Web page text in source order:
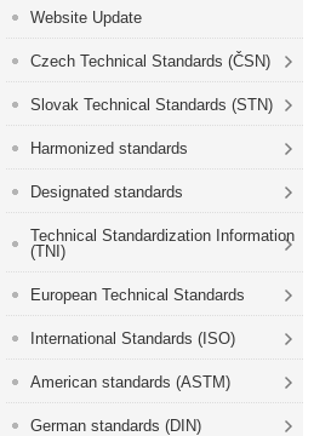
Website Update
Czech Technical Standards (ČSN)
Slovak Technical Standards (STN)
Harmonized standards
Designated standards
Technical Standardization Information
(TNI)
European Technical Standards
International Standards (ISO)
American standards (ASTM)
German standards (DIN)